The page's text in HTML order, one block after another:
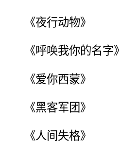
《夜行动物》
《呼唤我你的名字》
《爱你西蒙》
《黑客军团》
《人间失格》